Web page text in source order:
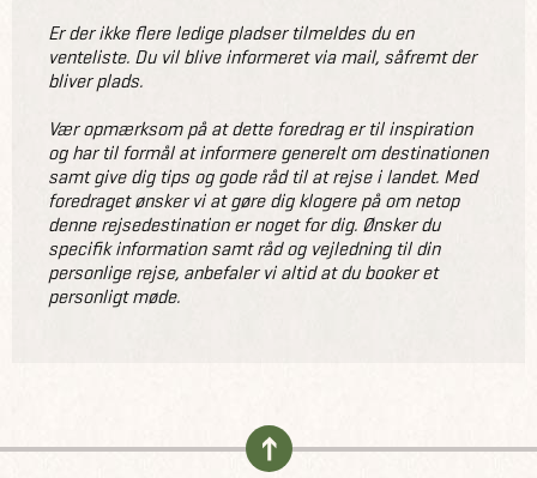
Er der ikke flere ledige pladser tilmeldes du en
venteliste. Du vil blive informeret via mail, såfremt der
bliver plads.
Vær opmærksom på at dette foredrag er til inspiration
og har til formål at informere generelt om destinationen
samt give dig tips og gode råd til at rejse i landet. Med
foredraget ønsker vi at gøre dig klogere på om netop
denne rejsedestination er noget for dig. Ønsker du
specifik information samt råd og vejledning til din
personlige rejse, anbefaler vi altid at du booker et
personligt møde.